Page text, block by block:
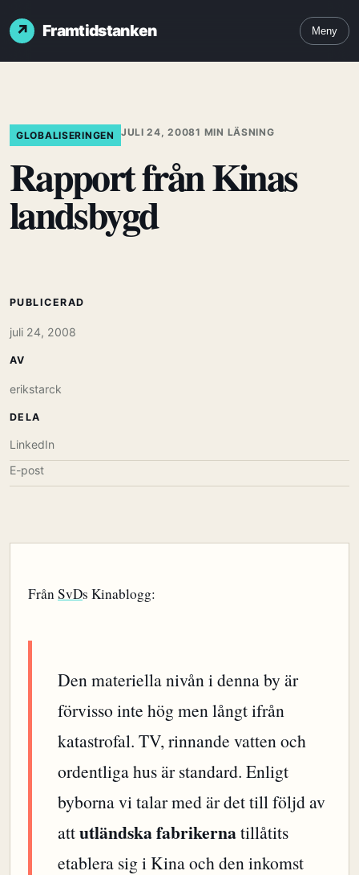
Framtidstanken Meny
GLOBALISERINGEN JULI 24, 20081 MIN LÄSNING
Rapport från Kinas
landsbygd
Från SvDs Kinablogg:
Den materiella nivån i denna by är
förvisso inte hög men långt ifrån
katastrofal. TV, rinnande vatten och
ordentliga hus är standard. Enligt
byborna vi talar med är det till följd av
attutländska fabrikernatillåtits
etablera sig i Kina och den inkomst
PUBLICERAD
juli 24, 2008
AV
erikstarck
DELA
LinkedIn
E-post